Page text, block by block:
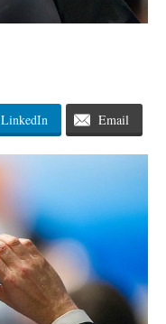
LinkedIn Email